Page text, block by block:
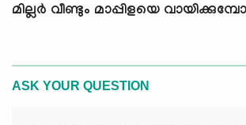
മില്ലര്‍ വീണ്ടും മാപ്പിളയെ
ASK YOUR QUESTION